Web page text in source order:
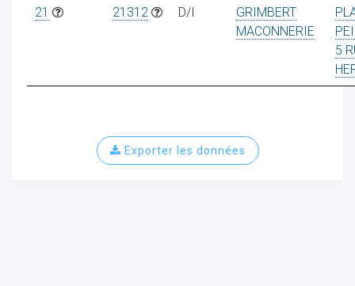
21 21312 D/I
GRIMBERT
MACONNERIE
5
Exporter les données